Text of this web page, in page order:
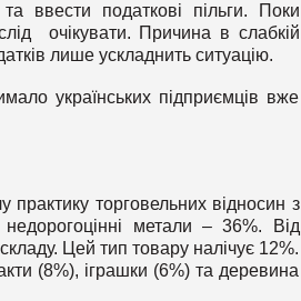
ввести податкові пільги. Поки
очікувати. Причина в слабкій
лише ускладнить ситуацію.
українських підприємців вже
торговельних відносин з
метали – 36%. Від
Цей тип товару налічує 12%.
(8%), іграшки (6%) та деревина